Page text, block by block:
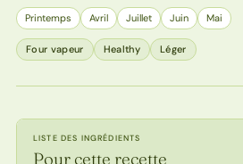
Printemps Avril Juillet Juin Mai
Four vapeur Healthy Léger
LISTE DES INGRÉDIENTS
Pour cette recette